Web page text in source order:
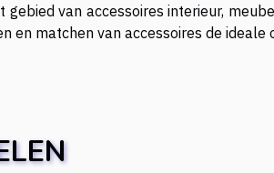
van accessoires interieur,
en matchen van accessoires de ideale